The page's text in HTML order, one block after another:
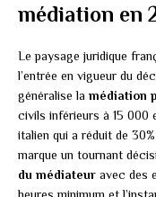
médiation en
Le paysage juridique
l’entrée en vigueur du
généralise la médiation
civils inférieurs à 15 000
italien qui a réduit de
marque un tournant
du médiateur avec des